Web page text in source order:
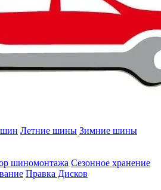
шин Летние шины Зимние шины
шиномонтажа Сезонное хранение
Правка Дисков